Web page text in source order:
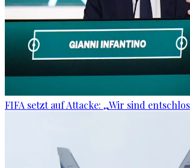
FIFA setzt auf Attacke: „Wir sind